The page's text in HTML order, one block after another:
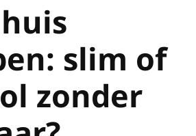
slim of
zonder